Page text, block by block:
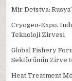
Mir Detstva:
Cryogen-Expo.
Teknoloji Zirvesi
Global Fishery
Sektörünün Zirve
Heat Treatment